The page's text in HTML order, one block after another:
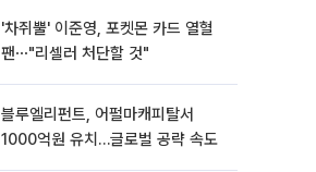
'차쥐뿔' 이준영, 포켓몬 카드 열혈
팬⋯"리셀러 처단할 것"
블루엘리펀트, 어펄마캐피탈서
1000억원 유치…글로벌 공략 속도